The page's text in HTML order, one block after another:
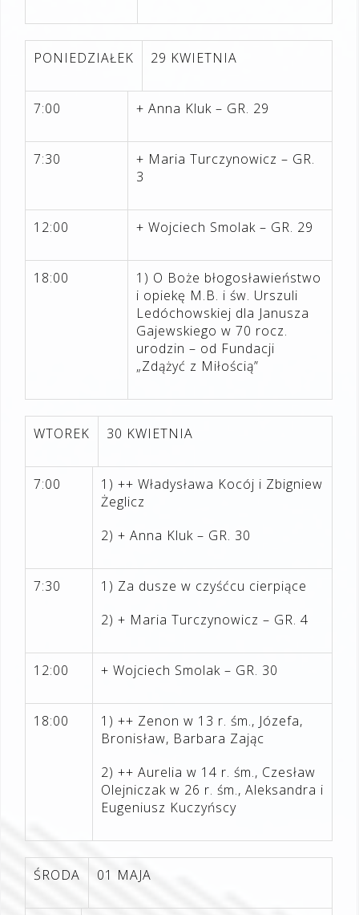
PONIEDZIAŁEK 29 KWIETNIA
7:00 + Anna Kluk – GR. 29
7:30
+ Maria Turczynowicz – GR.
3
12:00 + Wojciech Smolak – GR. 29
18:00
1) O Boże błogosławieństwo
i opiekę M.B. i św. Urszuli
Ledóchowskiej dla Janusza
Gajewskiego w 70 rocz.
urodzin – od Fundacji
„Zdążyć z Miłością”
WTOREK 30 KWIETNIA
7:00
1) ++ Władysława Kocój i Zbigniew
Żeglicz
2) + Anna Kluk – GR. 30
7:30
1) Za dusze w czyśćcu cierpiące
2) + Maria Turczynowicz – GR. 4
12:00 + Wojciech Smolak – GR. 30
18:00
1) ++ Zenon w 13 r. śm., Józefa,
Bronisław, Barbara Zając
2) ++ Aurelia w 14 r. śm., Czesław
Olejniczak w 26 r. śm., Aleksandra i
Eugeniusz Kuczyńscy
ŚRODA 01 MAJA